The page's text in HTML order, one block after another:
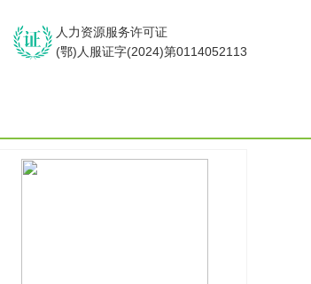
人力资源服务许可证
(鄂)人服证字(2024)第0114052113